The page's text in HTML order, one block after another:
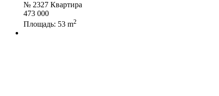
№ 2327 Квартира
473 000
Площадь: 53 m2